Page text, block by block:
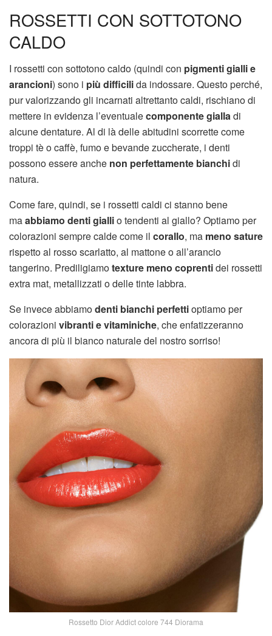
ROSSETTI CON SOTTOTONO
CALDO
I rossetti con sottotono caldo (quindi con pigmenti gialli e
arancioni) sono i più difficilida indossare. Questo perché,
pur valorizzando gli incarnati altrettanto caldi, rischiano di
mettere in evidenza l’eventualecomponente gialladi
alcune dentature. Al di là delle abitudini scorrette come
troppi tè o caffè, fumo e bevande zuccherate, i denti
possono essere anche non perfettamente bianchidi
natura.
Come fare, quindi, se i rossetti caldi ci stanno bene
maabbiamo denti giallio tendenti al giallo? Optiamo per
colorazioni sempre calde come il corallo, ma meno sature
rispetto al rosso scarlatto, al mattone o all’arancio
tangerino. Prediligiamotexture meno coprentidei rossetti
extra mat, metallizzati o delle tinte labbra.
Se invece abbiamodenti bianchi perfettioptiamo per
colorazioni vibranti e vitaminiche, che enfatizzeranno
ancora di più il bianco naturale del nostro sorriso!
Rossetto Dior Addict colore 744 Diorama